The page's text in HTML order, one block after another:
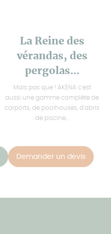
La Reine des
vérandas, des
pergolas...
Mais pas que ! AKENA c'est
aussi une gamme complète de
carports, de poolhouses, d'abris
de piscine...
Demander un devis